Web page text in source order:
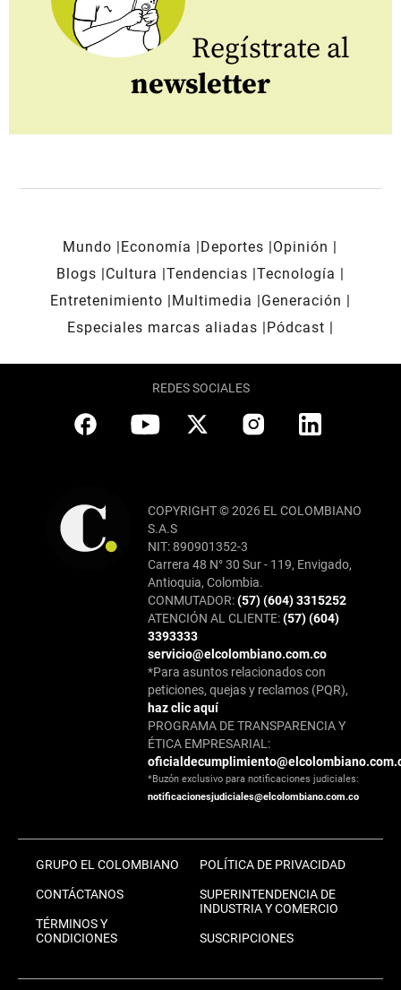
Regístrate al
newsletter
Mundo Economía Deportes
Opinión
Blogs
Cultura Tendencias Tecnología
Entretenimiento
Multimedia
Generación
Especiales marcas aliadas
Pódcast
REDES SOCIALES
COPYRIGHT © 2026 EL COLOMBIANO
S.A.S
NIT: 890901352-3
Carrera 48 N° 30 Sur - 119, Envigado,
Antioquia, Colombia.
CONMUTADOR:(57) (604) 3315252
ATENCIÓN AL CLIENTE:(57) (604)
3393333
servicio@elcolombiano.com.co
*Para asuntos relacionados con
peticiones, quejas y reclamos (PQR),
haz clic aquí
PROGRAMA DE TRANSPARENCIA Y
ÉTICA EMPRESARIAL:
*Buzón exclusivo para notificaciones judiciales:
notificacionesjudiciales@elcolombiano.com.co
GRUPO EL COLOMBIANO
CONTÁCTANOS
TÉRMINOS Y
CONDICIONES
POLÍTICA DE PRIVACIDAD
SUPERINTENDENCIA DE
INDUSTRIA Y COMERCIO
SUSCRIPCIONES